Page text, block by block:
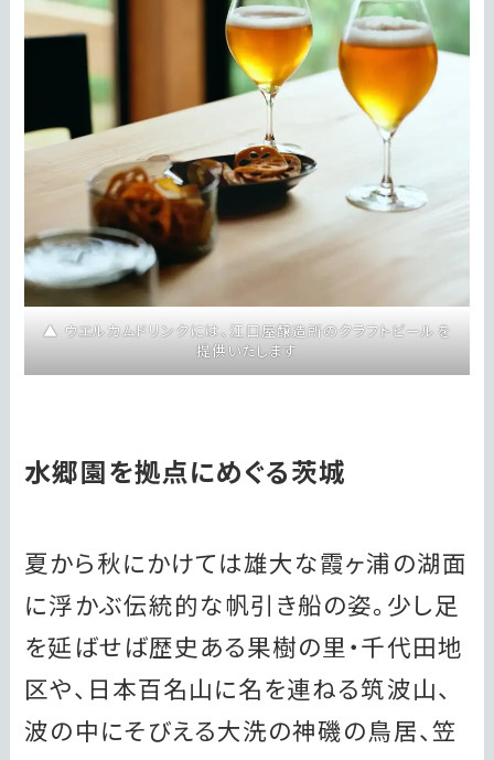
ウエルカムドリンクには、江口屋醸造所のクラフトビールを
提供いたします
水郷園を拠点にめぐる茨城
夏から秋にかけては雄大な霞ヶ浦の湖面
に浮かぶ伝統的な帆引き船の姿。少し足
を延ばせば歴史ある果樹の里・千代田地
区や、日本百名山に名を連ねる筑波山、
波の中にそびえる大洗の神磯の鳥居、笠